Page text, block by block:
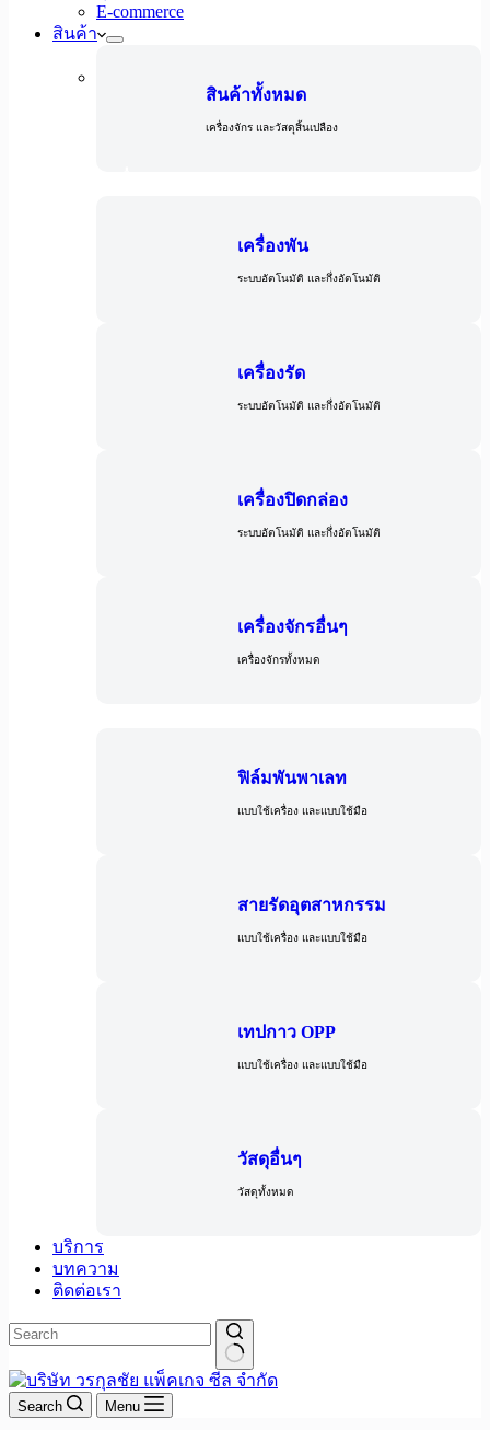
E-commerce
สินค้า
สินค้าทั้งหมด
เครื่องจักร และวัสดุสิ้นเปลือง
เครื่องพัน
ระบบอัตโนมัติ และกึ่งอัตโนมัติ
เครื่องรัด
ระบบอัตโนมัติ และกึ่งอัตโนมัติ
เครื่องปิดกล่อง
ระบบอัตโนมัติ และกึ่งอัตโนมัติ
เครื่องจักรอื่นๆ
เครื่องจักรทั้งหมด
ฟิล์มพันพาเลท
แบบใช้เครื่อง และแบบใช้มือ
สายรัดอุตสาหกรรม
แบบใช้เครื่อง และแบบใช้มือ
เทปกาว OPP
แบบใช้เครื่อง และแบบใช้มือ
วัสดุอื่นๆ
วัสดุทั้งหมด
บริการ
บทความ
ติดต่อเรา
Search Menu